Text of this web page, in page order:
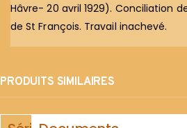
Hâvre- 20 avril 1929). Conciliation
de St François. Travail inachevé.
PRODUITS SIMILAIRES